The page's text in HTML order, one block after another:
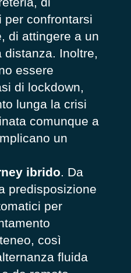
per confrontarsi
di attingere a un
distanza. Inoltre,
essere
di lockdown,
lunga la crisi
comunque a
un
ibrido. Da
predisposizione
per
così
fluida